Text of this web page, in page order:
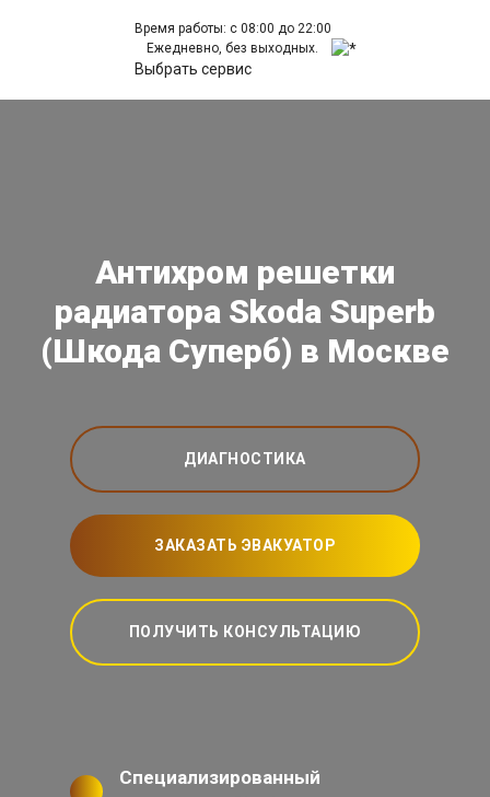
Время работы: с 08:00 до 22:00
Ежедневно, без выходных.
Выбрать сервис
Антихром решетки
радиатора Skoda Superb
(Шкода Суперб) в Москве
ДИАГНОСТИКА
ЗАКАЗАТЬ ЭВАКУАТОР
ПОЛУЧИТЬ КОНСУЛЬТАЦИЮ
Специализированный